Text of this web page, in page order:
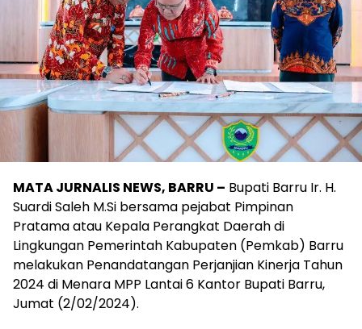
MATA JURNALIS NEWS, BARRU – Bupati Barru Ir. H.
Suardi Saleh M.Si bersama pejabat Pimpinan
Pratama atau Kepala Perangkat Daerah di
Lingkungan Pemerintah Kabupaten (Pemkab) Barru
melakukan Penandatangan Perjanjian Kinerja Tahun
2024 di Menara MPP Lantai 6 Kantor Bupati Barru,
Jumat (2/02/2024).